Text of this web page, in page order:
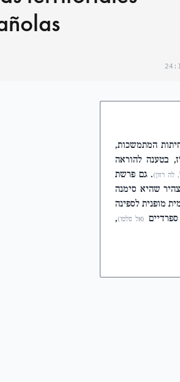
המתמשכות,
בטענה להוראה
לה רזון). גם פרשת
שהיא סימנה
מופנית לספינה
(אל סלטו),